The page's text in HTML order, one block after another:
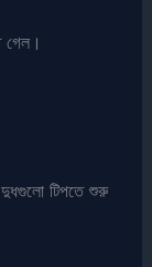
গেল।
দুধগুলো টিপতে শুরু